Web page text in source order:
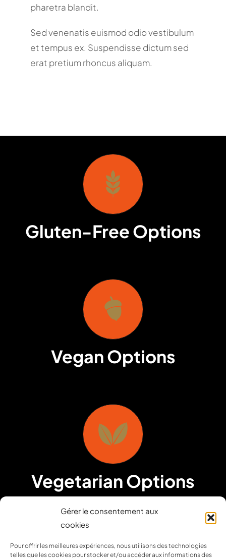
Gérer le consentement aux
cookies
Pour offrir les meilleures expériences, nous utilisons des technologies
telles que les cookies pour stocker et/ou accéder aux informations des
pharetra blandit.
Sed venenatis euismod odio vestibulum
et tempus ex. Suspendisse dictum sed
erat pretium rhoncus aliquam.
Gluten-Free Options
Vegan Options
Vegetarian Options